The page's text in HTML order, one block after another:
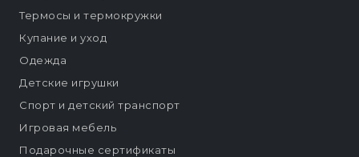
Термосы и термокружки
Купание и уход
Одежда
Детские игрушки
Спорт и детский транспорт
Игровая мебель
Подарочные сертификаты